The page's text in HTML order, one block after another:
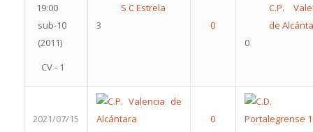
19:00
sub-10
(2011)
CV - 1
S C Estrela
3
C.P.
de
0
2021/07/15